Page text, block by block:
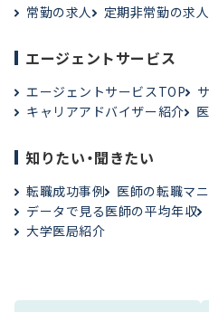
常勤の求人 定期非常勤の求人
エージェントサービス
エージェントサービスTOP
キャリアアドバイザー紹介
知りたい・聞きたい
転職成功事例
医師の転職マ
データで見る医師の平均年収
大学医局紹介